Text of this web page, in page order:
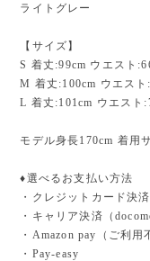
ライトグレー
【サイズ】
S 着丈:99cm ウエスト
M 着丈:100cm ウエス
L 着丈:101cm ウエスト
モデル身長170cm 着用
♦︎選べるお支払い方法
・クレジットカード決
・キャリア決済（
・Amazon pay（ご利用
・Pay-easy